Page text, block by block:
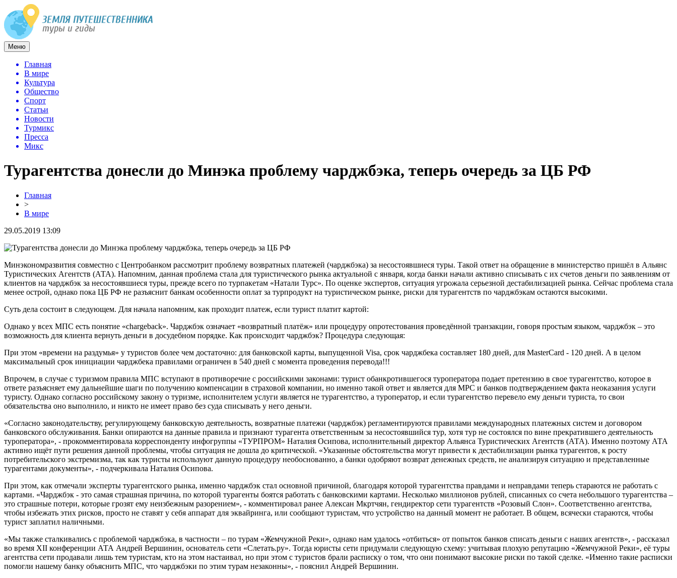
Меню
Главная
В мире
Культура
Общество
Спорт
Статьи
Новости
Турмикс
Пресса
Микс
Турагентства донесли до Минэка проблему чарджбэка, теперь очередь за ЦБ РФ
Главная
>
В мире
29.05.2019 13:09
Минэкономразвития совместно с Центробанком рассмотрит проблему возвратных платежей (чарджбэка) за несостоявшиеся туры. Такой ответ на обращение в министерство пришёл в Альянс
Туристических Агентств (АТА). Напомним, данная проблема стала для туристического рынка актуальной с января, когда банки начали активно списывать с их счетов деньги по заявлениям от
клиентов на чарджбэк за несостоявшиеся туры, прежде всего по турпакетам «Натали Турс». По оценке экспертов, ситуация угрожала серьезной дестабилизацией рынка. Сейчас проблема стала
менее острой, однако пока ЦБ РФ не разъяснит банкам особенности оплат за турпродукт на туристическом рынке, риски для турагентств по чарджбэкам остаются высокими.
Суть дела состоит в следующем. Для начала напомним, как проходит платеж, если турист платит картой:
Однако у всех МПС есть понятие «chargeback». Чарджбэк означает «возвратный платёж» или процедуру опротестования проведённой транзакции, говоря простым языком, чарджбэк – это
возможность для клиента вернуть деньги в досудебном порядке. Как происходит чарджбэк? Процедура следующая:
При этом «времени на раздумья» у туристов более чем достаточно: для банковской карты, выпущенной Visa, срок чарджбека составляет 180 дней, для MasterCard - 120 дней. А в целом
максимальный срок инициации чарджбека правилами ограничен в 540 дней с момента проведения перевода!!!
Впрочем, в случае с туризмом правила МПС вступают в противоречие с российскими законами: турист обанкротившегося туроператора подает претензию в свое турагентство, которое в
ответе разъясняет ему дальнейшие шаги по получению компенсации в страховой компании, но именно такой ответ и является для МРС и банков подтверждением факта неоказания услуги
туристу. Однако согласно российскому закону о туризме, исполнителем услуги является не турагентство, а туроператор, и если турагентство перевело ему деньги туриста, то свои
обязательства оно выполнило, и никто не имеет право без суда списывать у него деньги.
«Согласно законодательству, регулирующему банковскую деятельность, возвратные платежи (чарджбэк) регламентируются правилами международных платежных систем и договором
банковского обслуживания. Банки опираются на данные правила и признают турагента ответственным за несостоявшийся тур, хотя тур не состоялся по вине прекратившего деятельность
туроператора», - прокомментировала корреспонденту инфогруппы «ТУРПРОМ» Наталия Осипова, исполнительный директор Альянса Туристических Агентств (АТА). Именно поэтому АТА
активно ищёт пути решения данной проблемы, чтобы ситуация не дошла до критической. «Указанные обстоятельства могут привести к дестабилизации рынка турагентов, к росту
потребительского экстремизма, так как туристы используют данную процедуру необоснованно, а банки одобряют возврат денежных средств, не анализируя ситуацию и представленные
турагентами документы», - подчеркивала Наталия Осипова.
При этом, как отмечали эксперты турагентского рынка, именно чарджбэк стал основной причиной, благодаря которой турагентства правдами и неправдами теперь стараются не работать с
картами. «Чарджбэк - это самая страшная причина, по которой турагенты боятся работать с банковскими картами. Несколько миллионов рублей, списанных со счета небольшого турагентства –
это страшные потери, которые грозят ему неизбежным разорением», - комментировал ранее Алексан Мкртчян, гендиректор сети турагентств «Розовый Слон». Соответственно агентства,
чтобы избежать этих рисков, просто не ставят у себя аппарат для эквайринга, или сообщают туристам, что устройство на данный момент не работает. В общем, всячески стараются, чтобы
турист заплатил наличными.
«Мы также сталкивались с проблемой чарджбэка, в частности – по турам «Жемчужной Реки», однако нам удалось «отбиться» от попыток банков списать деньги с наших агентств», - рассказал
во время XII конференции АТА Андрей Вершинин, основатель сети «Слетать.ру». Тогда юристы сети придумали следующую схему: учитывая плохую репутацию «Жемчужной Реки», её туры
агентства сети продавали лишь тем туристам, кто на этом настаивал, но при этом с туристов брали расписку о том, что они понимают высокие риски по такой сделке. «Именно такие расписки
помогли нашему банку объяснить МПС, что чарджбэки по этим турам незаконны», - пояснил Андрей Вершинин.